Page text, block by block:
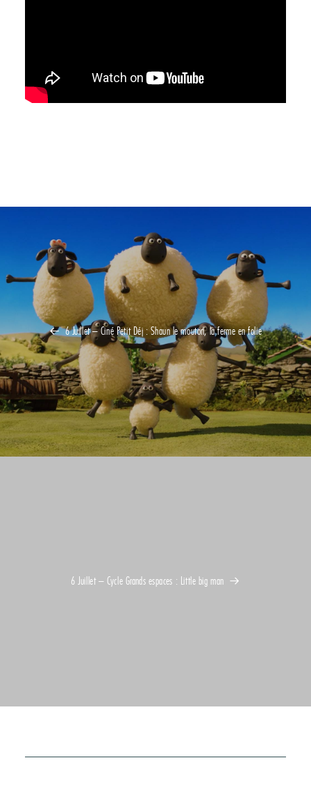
6 Juillet – Ciné Petit Déj : Shaun le mouton, la ferme en folie
6 Juillet – Cycle Grands espaces : Little big man